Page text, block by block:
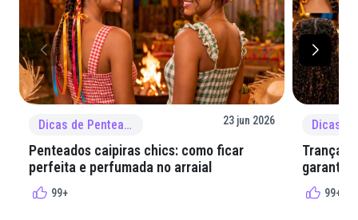
Dicas de Penteado 23 jun 2026
Penteados caipiras chics: como ficar
perfeita e perfumada no arraial
99+
Tranças
garantir
99+